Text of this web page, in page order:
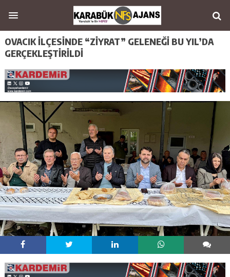
OVACIK İLÇESİNDE “ZİYRAT” GELENEĞİ BU YIL’DA
GERÇEKLEŞTİRİLDİ